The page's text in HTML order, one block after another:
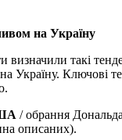
на Україну
визначили такі
Україну. Ключові
/ обрання
описаних).